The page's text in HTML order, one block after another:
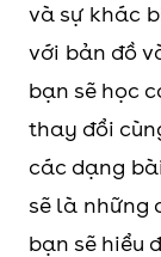
và sự khác
với bản đồ
bạn sẽ học
thay đổi
các dạng
sẽ là những
bạn sẽ hiểu